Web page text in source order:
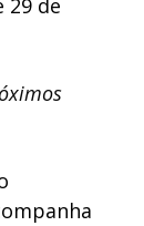
29 de